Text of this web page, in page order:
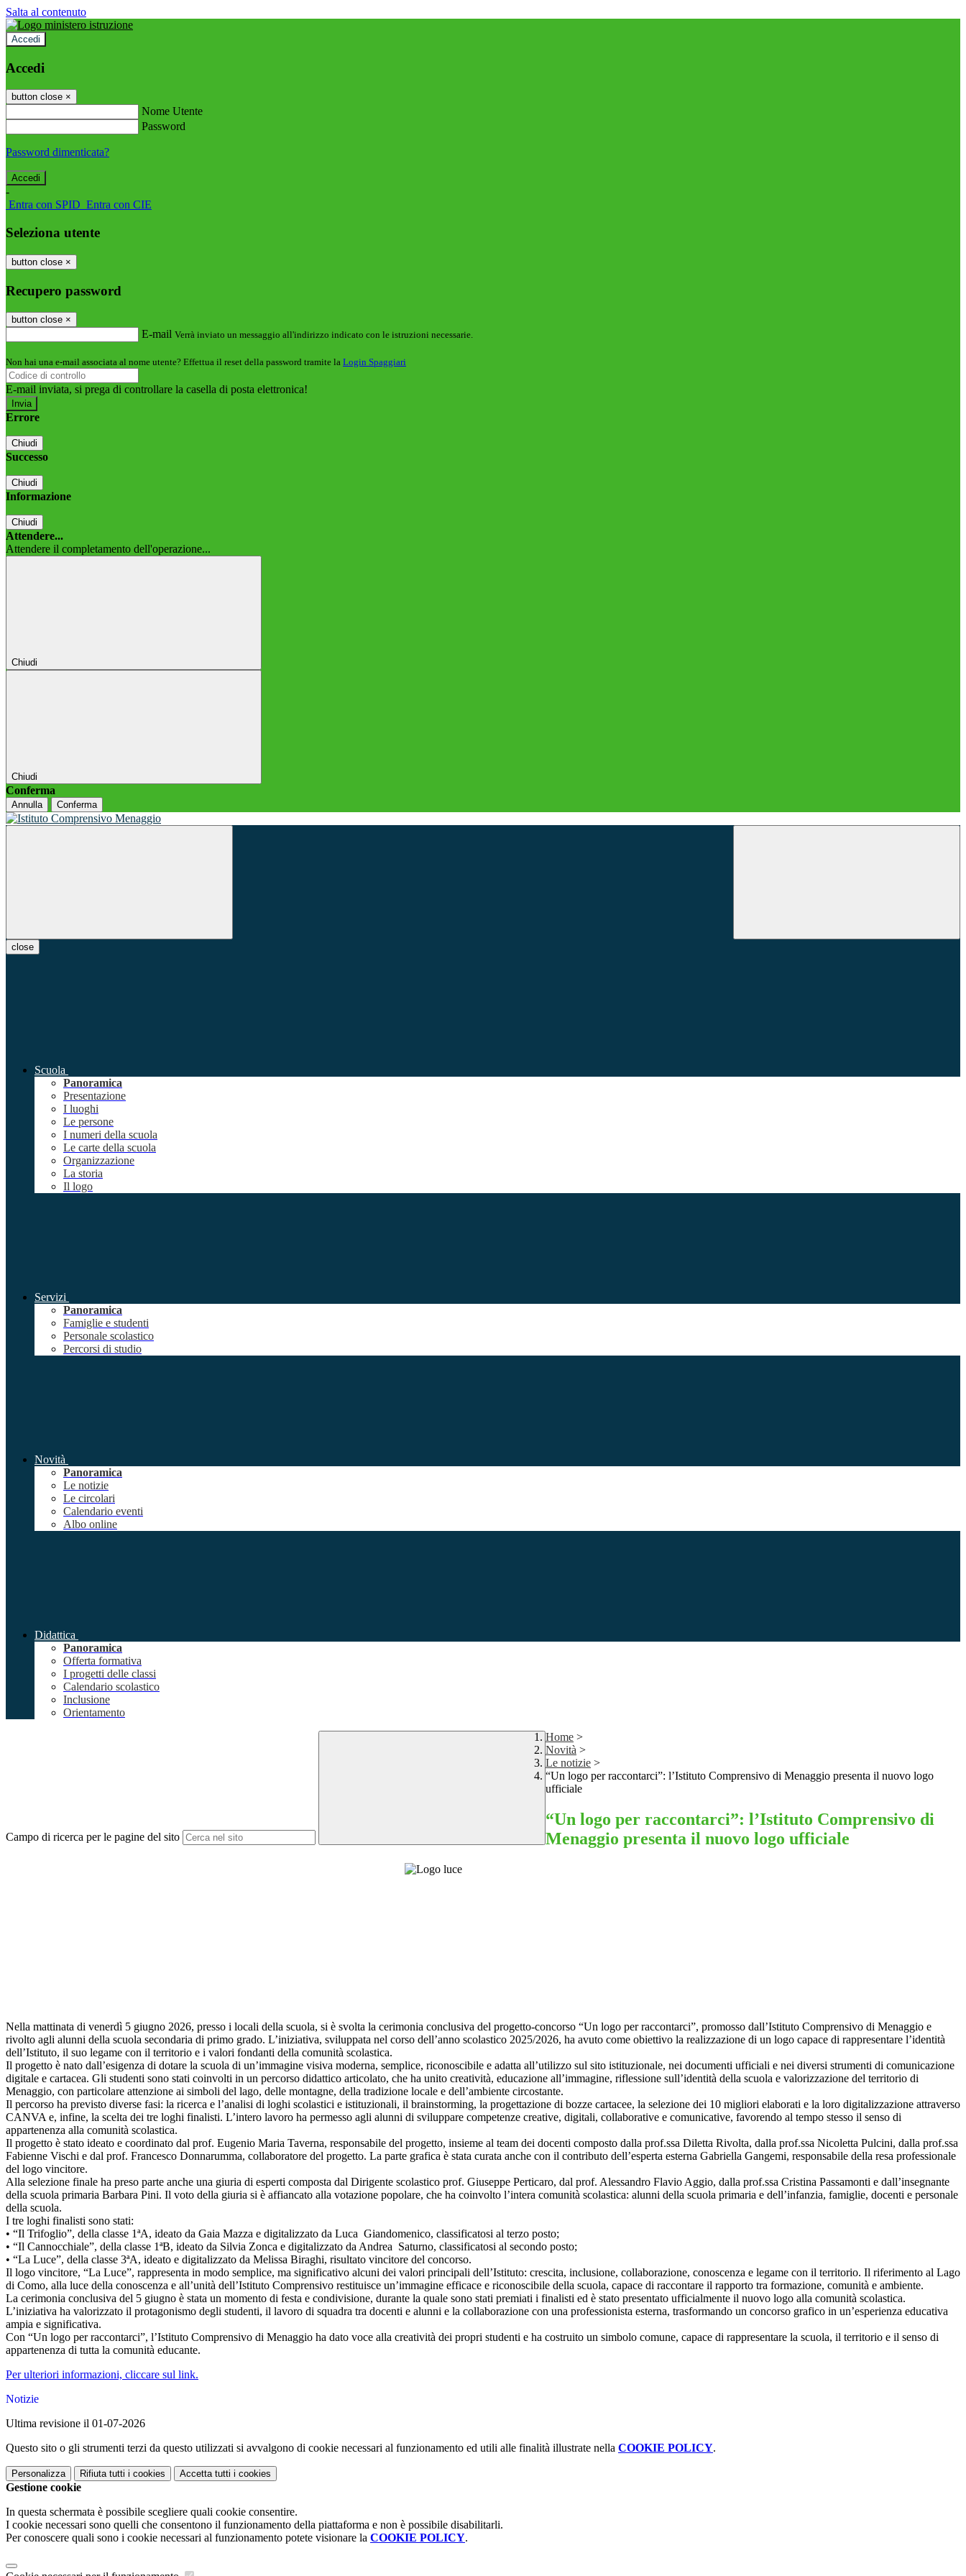
Salta al contenuto
Accedi
Accedi
button close ×
Nome Utente
Password
Password dimenticata?
-
Entra con SPID Entra con CIE
Seleziona utente
button close ×
Recupero password
button close ×
E-mail Verrà inviato un messaggio all'indirizzo indicato con le istruzioni necessarie.
Non hai una e-mail associata al nome utente? Effettua il reset della password tramite la Login Spaggiari
E-mail inviata, si prega di controllare la casella di posta elettronica!
Errore
Chiudi
Successo
Chiudi
Informazione
Chiudi
Attendere...
Attendere il completamento dell'operazione...
Chiudi
Chiudi
Conferma
Annulla Conferma
close
Scuola
Panoramica
Presentazione
I luoghi
Le persone
I numeri della scuola
Le carte della scuola
Organizzazione
La storia
Il logo
Servizi
Panoramica
Famiglie e studenti
Personale scolastico
Percorsi di studio
Novità
Panoramica
Le notizie
Le circolari
Calendario eventi
Albo online
Didattica
Panoramica
Offerta formativa
I progetti delle classi
Calendario scolastico
Inclusione
Orientamento
Campo di ricerca per le pagine del sito
Home >
Novità >
Le notizie >
“Un logo per raccontarci”: l’Istituto Comprensivo di Menaggio presenta il nuovo logo
ufficiale
“Un logo per raccontarci”: l’Istituto Comprensivo di
Menaggio presenta il nuovo logo ufficiale
Nella mattinata di venerdì 5 giugno 2026, presso i locali della scuola, si è svolta la cerimonia conclusiva del progetto-concorso “Un logo per raccontarci”, promosso dall’Istituto Comprensivo di Menaggio e
rivolto agli alunni della scuola secondaria di primo grado. L’iniziativa, sviluppata nel corso dell’anno scolastico 2025/2026, ha avuto come obiettivo la realizzazione di un logo capace di rappresentare l’identità
dell’Istituto, il suo legame con il territorio e i valori fondanti della comunità scolastica.
Il progetto è nato dall’esigenza di dotare la scuola di un’immagine visiva moderna, semplice, riconoscibile e adatta all’utilizzo sul sito istituzionale, nei documenti ufficiali e nei diversi strumenti di comunicazione
digitale e cartacea. Gli studenti sono stati coinvolti in un percorso didattico articolato, che ha unito creatività, educazione all’immagine, riflessione sull’identità della scuola e valorizzazione del territorio di
Menaggio, con particolare attenzione ai simboli del lago, delle montagne, della tradizione locale e dell’ambiente circostante.
Il percorso ha previsto diverse fasi: la ricerca e l’analisi di loghi scolastici e istituzionali, il brainstorming, la progettazione di bozze cartacee, la selezione dei 10 migliori elaborati e la loro digitalizzazione attraverso
CANVA e, infine, la scelta dei tre loghi finalisti. L’intero lavoro ha permesso agli alunni di sviluppare competenze creative, digitali, collaborative e comunicative, favorendo al tempo stesso il senso di
appartenenza alla comunità scolastica.
Il progetto è stato ideato e coordinato dal prof. Eugenio Maria Taverna, responsabile del progetto, insieme al team dei docenti composto dalla prof.ssa Diletta Rivolta, dalla prof.ssa Nicoletta Pulcini, dalla prof.ssa
Fabienne Vischi e dal prof. Francesco Donnarumma, collaboratore del progetto. La parte grafica è stata curata anche con il contributo dell’esperta esterna Gabriella Gangemi, responsabile della resa professionale
del logo vincitore.
Alla selezione finale ha preso parte anche una giuria di esperti composta dal Dirigente scolastico prof. Giuseppe Perticaro, dal prof. Alessandro Flavio Aggio, dalla prof.ssa Cristina Passamonti e dall’insegnante
della scuola primaria Barbara Pini. Il voto della giuria si è affiancato alla votazione popolare, che ha coinvolto l’intera comunità scolastica: alunni della scuola primaria e dell’infanzia, famiglie, docenti e personale
della scuola.
I tre loghi finalisti sono stati:
• “Il Trifoglio”, della classe 1ªA, ideato da Gaia Mazza e digitalizzato da Luca Giandomenico, classificatosi al terzo posto;
• “Il Cannocchiale”, della classe 1ªB, ideato da Silvia Zonca e digitalizzato da Andrea Saturno, classificatosi al secondo posto;
• “La Luce”, della classe 3ªA, ideato e digitalizzato da Melissa Biraghi, risultato vincitore del concorso.
Il logo vincitore, “La Luce”, rappresenta in modo semplice, ma significativo alcuni dei valori principali dell’Istituto: crescita, inclusione, collaborazione, conoscenza e legame con il territorio. Il riferimento al Lago
di Como, alla luce della conoscenza e all’unità dell’Istituto Comprensivo restituisce un’immagine efficace e riconoscibile della scuola, capace di raccontare il rapporto tra formazione, comunità e ambiente.
La cerimonia conclusiva del 5 giugno è stata un momento di festa e condivisione, durante la quale sono stati premiati i finalisti ed è stato presentato ufficialmente il nuovo logo alla comunità scolastica.
L’iniziativa ha valorizzato il protagonismo degli studenti, il lavoro di squadra tra docenti e alunni e la collaborazione con una professionista esterna, trasformando un concorso grafico in un’esperienza educativa
ampia e significativa.
Con “Un logo per raccontarci”, l’Istituto Comprensivo di Menaggio ha dato voce alla creatività dei propri studenti e ha costruito un simbolo comune, capace di rappresentare la scuola, il territorio e il senso di
appartenenza di tutta la comunità educante.
Per ulteriori informazioni, cliccare sul link.
Notizie
Ultima revisione il 01-07-2026
Questo sito o gli strumenti terzi da questo utilizzati si avvalgono di cookie necessari al funzionamento ed utili alle finalità illustrate nella COOKIE POLICY.
Personalizza Rifiuta tutti i cookies Accetta tutti i cookies
Gestione cookie
In questa schermata è possibile scegliere quali cookie consentire.
I cookie necessari sono quelli che consentono il funzionamento della piattaforma e non è possibile disabilitarli.
Per conoscere quali sono i cookie necessari al funzionamento potete visionare la COOKIE POLICY.